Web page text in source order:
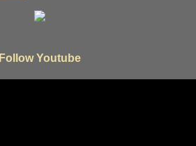
Follow Youtube